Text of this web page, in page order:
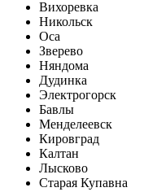
Вихоревка
Никольск
Оса
Зверево
Няндома
Дудинка
Электрогорск
Бавлы
Менделеевск
Кировград
Калтан
Лысково
Старая Купавна